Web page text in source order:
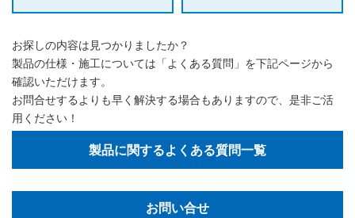
お探しの内容は見つかりましたか？
製品の仕様・施工については「よくある質問」を下記ページから
確認いただけます。
お問合せするよりも早く解決する場合もありますので、是非ご活
用ください！
製品に関するよくある質問一覧
お問い合せ